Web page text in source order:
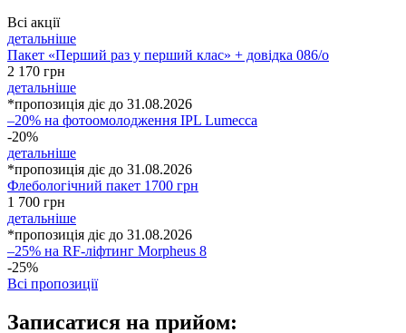
Всі акції
детальніше
Пакет «Перший раз у перший клас» + довідка 086/о
2 170 грн
детальніше
*пропозиція діє до 31.08.2026
–20% на фотоомолодження IPL Lumecca
-20%
детальніше
*пропозиція діє до 31.08.2026
Флебологічний пакет 1700 грн
1 700 грн
детальніше
*пропозиція діє до 31.08.2026
–25% на RF-ліфтинг Morpheus 8
-25%
Всі пропозиції
Записатися на прийом: